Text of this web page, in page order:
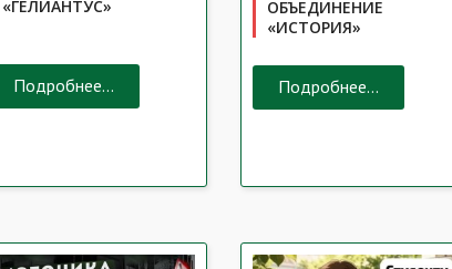
«ГЕЛИАНТУС»
Подробнее...
ОБЪЕДИНЕНИЕ
«ИСТОРИЯ»
Подробнее...